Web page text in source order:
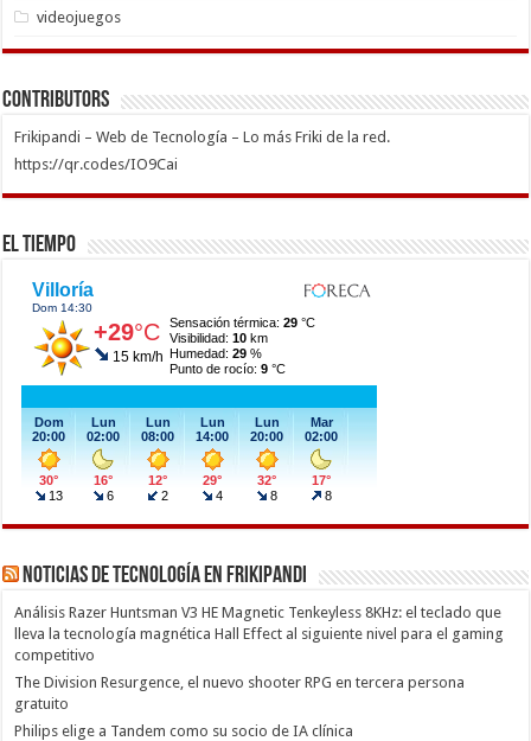
videojuegos
Contributors
Frikipandi – Web de Tecnología – Lo más Friki de la red.
https://qr.codes/IO9Cai
El Tiempo
Noticias de Tecnología en Frikipandi
Análisis Razer Huntsman V3 HE Magnetic Tenkeyless 8KHz: el teclado que
lleva la tecnología magnética Hall Effect al siguiente nivel para el gaming
competitivo
The Division Resurgence, el nuevo shooter RPG en tercera persona
gratuito
Philips elige a Tandem como su socio de IA clínica